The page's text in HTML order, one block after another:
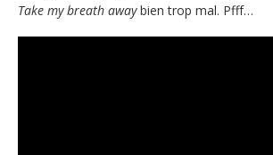
Take my breath awaybien trop mal. Pfff…